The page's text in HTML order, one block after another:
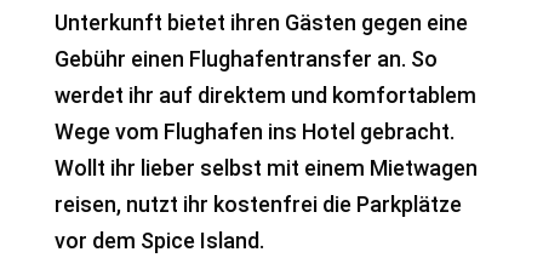
Unterkunft bietet ihren Gästen gegen eine
Gebühr einen Flughafentransfer an. So
werdet ihr auf direktem und komfortablem
Wege vom Flughafen ins Hotel gebracht.
Wollt ihr lieber selbst mit einem Mietwagen
reisen, nutzt ihr kostenfrei die Parkplätze
vor dem Spice Island.